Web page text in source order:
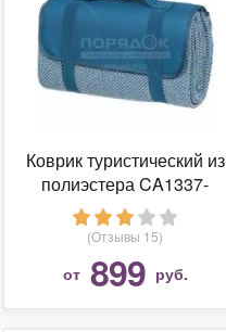
Коврик туристический из
полиэстера CA1337-
1107.01 синий, 150х135
см
(Отзывы 15)
от 899 руб.